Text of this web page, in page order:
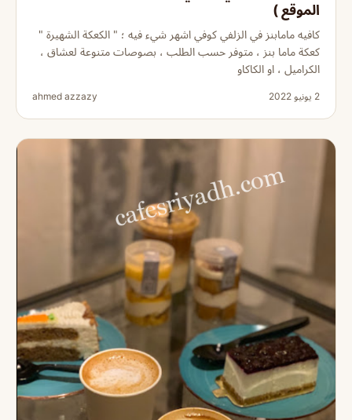
الموقع )
كافيه مامابنز في الزلفي كوفي اشهر شيء فيه ؛ " الكعكة الشهيرة "
كعكة ماما بنز ، متوفر حسب الطلب ، بصوصات متنوعة لعشاق ،
الكراميل ، او الكاكاو
2 يونيو 2022 ahmed azzazy